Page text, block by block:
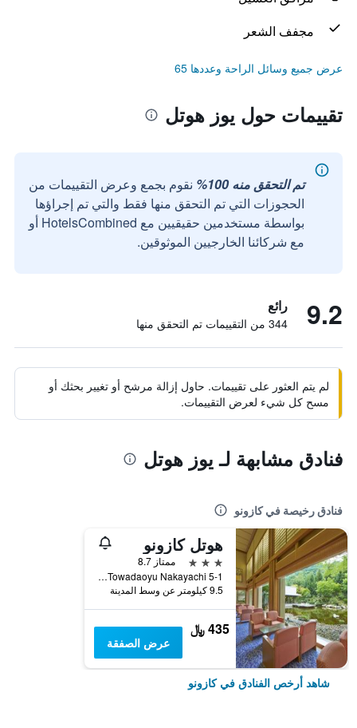
مجفف الشعر
عرض جميع وسائل الراحة وعددها 65
تقييمات حول يوز هوتل
تم التحقق منه 100%
نقوم بجمع وعرض التقييمات من
الحجوزات التي تم التحقق منها فقط والتي تم إجراؤها
بواسطة مستخدمين حقيقيين مع HotelsCombined أو
مع شركائنا الخارجيين الموثوقين.
9.2 رائع
344 من التقييمات تم التحقق منها
لم يتم العثور على تقييمات. حاول إزالة مرشح أو تغيير بحثك أو
مسح كل شيء لعرض التقييمات.
فنادق مشابهة لـ يوز هوتل
فنادق رخيصة في كازونو
هوتل كازونو
3 نجوم
ممتاز 8.7
Towadaoyu Nakayachi 5-1, كازونو, اليابان
9.5 كيلومتر عن وسط المدينة
435 ﷼
عرض الصفقة
شاهد أرخص الفنادق في كازونو